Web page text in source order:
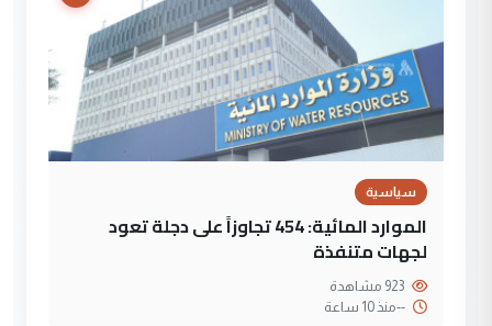
سياسية
الموارد المائية: 454 تجاوزاً على دجلة تعود
لجهات متنفذة
--منذ 10 ساعة